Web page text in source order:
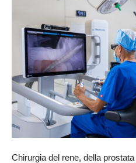
Chirurgia del rene, della